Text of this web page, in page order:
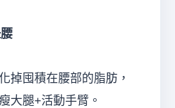
掉囤積在腰部的脂肪，
大腿+活動手臂。